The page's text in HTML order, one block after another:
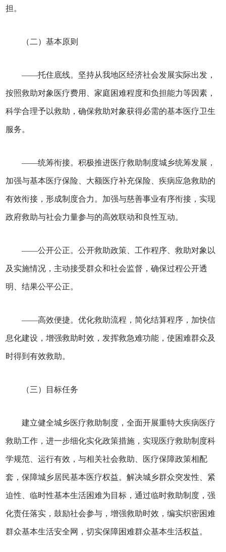
担。
（二）基本原则
——托住底线。坚持从我地区经济社会发展实际出发，
按照救助对象医疗费用、家庭困难程度和负担能力等因素，
科学合理予以救助，确保救助对象获得必需的基本医疗卫生
服务。
——统筹衔接。积极推进医疗救助制度城乡统筹发展，
加强与基本医疗保险、大额医疗补充保险、疾病应急救助的
有效衔接，形成制度合力。加强与慈善事业有序衔接，实现
政府救助与社会力量参与的高效联动和良性互动。
——公开公正。公开救助政策、工作程序、救助对象以
及实施情况，主动接受群众和社会监督，确保过程公开透
明、结果公平公正。
——高效便捷。优化救助流程，简化结算程序，加快信
息化建设，增强救助时效，发挥救急难功能，使困难群众及
时得到有效救助。
（三）目标任务
建立健全城乡医疗救助制度，全面开展重特大疾病医疗
救助工作，进一步细化实化政策措施，实现医疗救助制度科
学规范、运行有效，与相关社会救助、医疗保障政策相配
套，保障城乡居民基本医疗权益。解决城乡群众突发性、紧
迫性、临时性基本生活困难为目标，通过临时救助制度，强
化责任落实，鼓励社会参与，增强救助时效，编实织密困难
群众基本生活安全网，切实保障困难群众基本生活权益。